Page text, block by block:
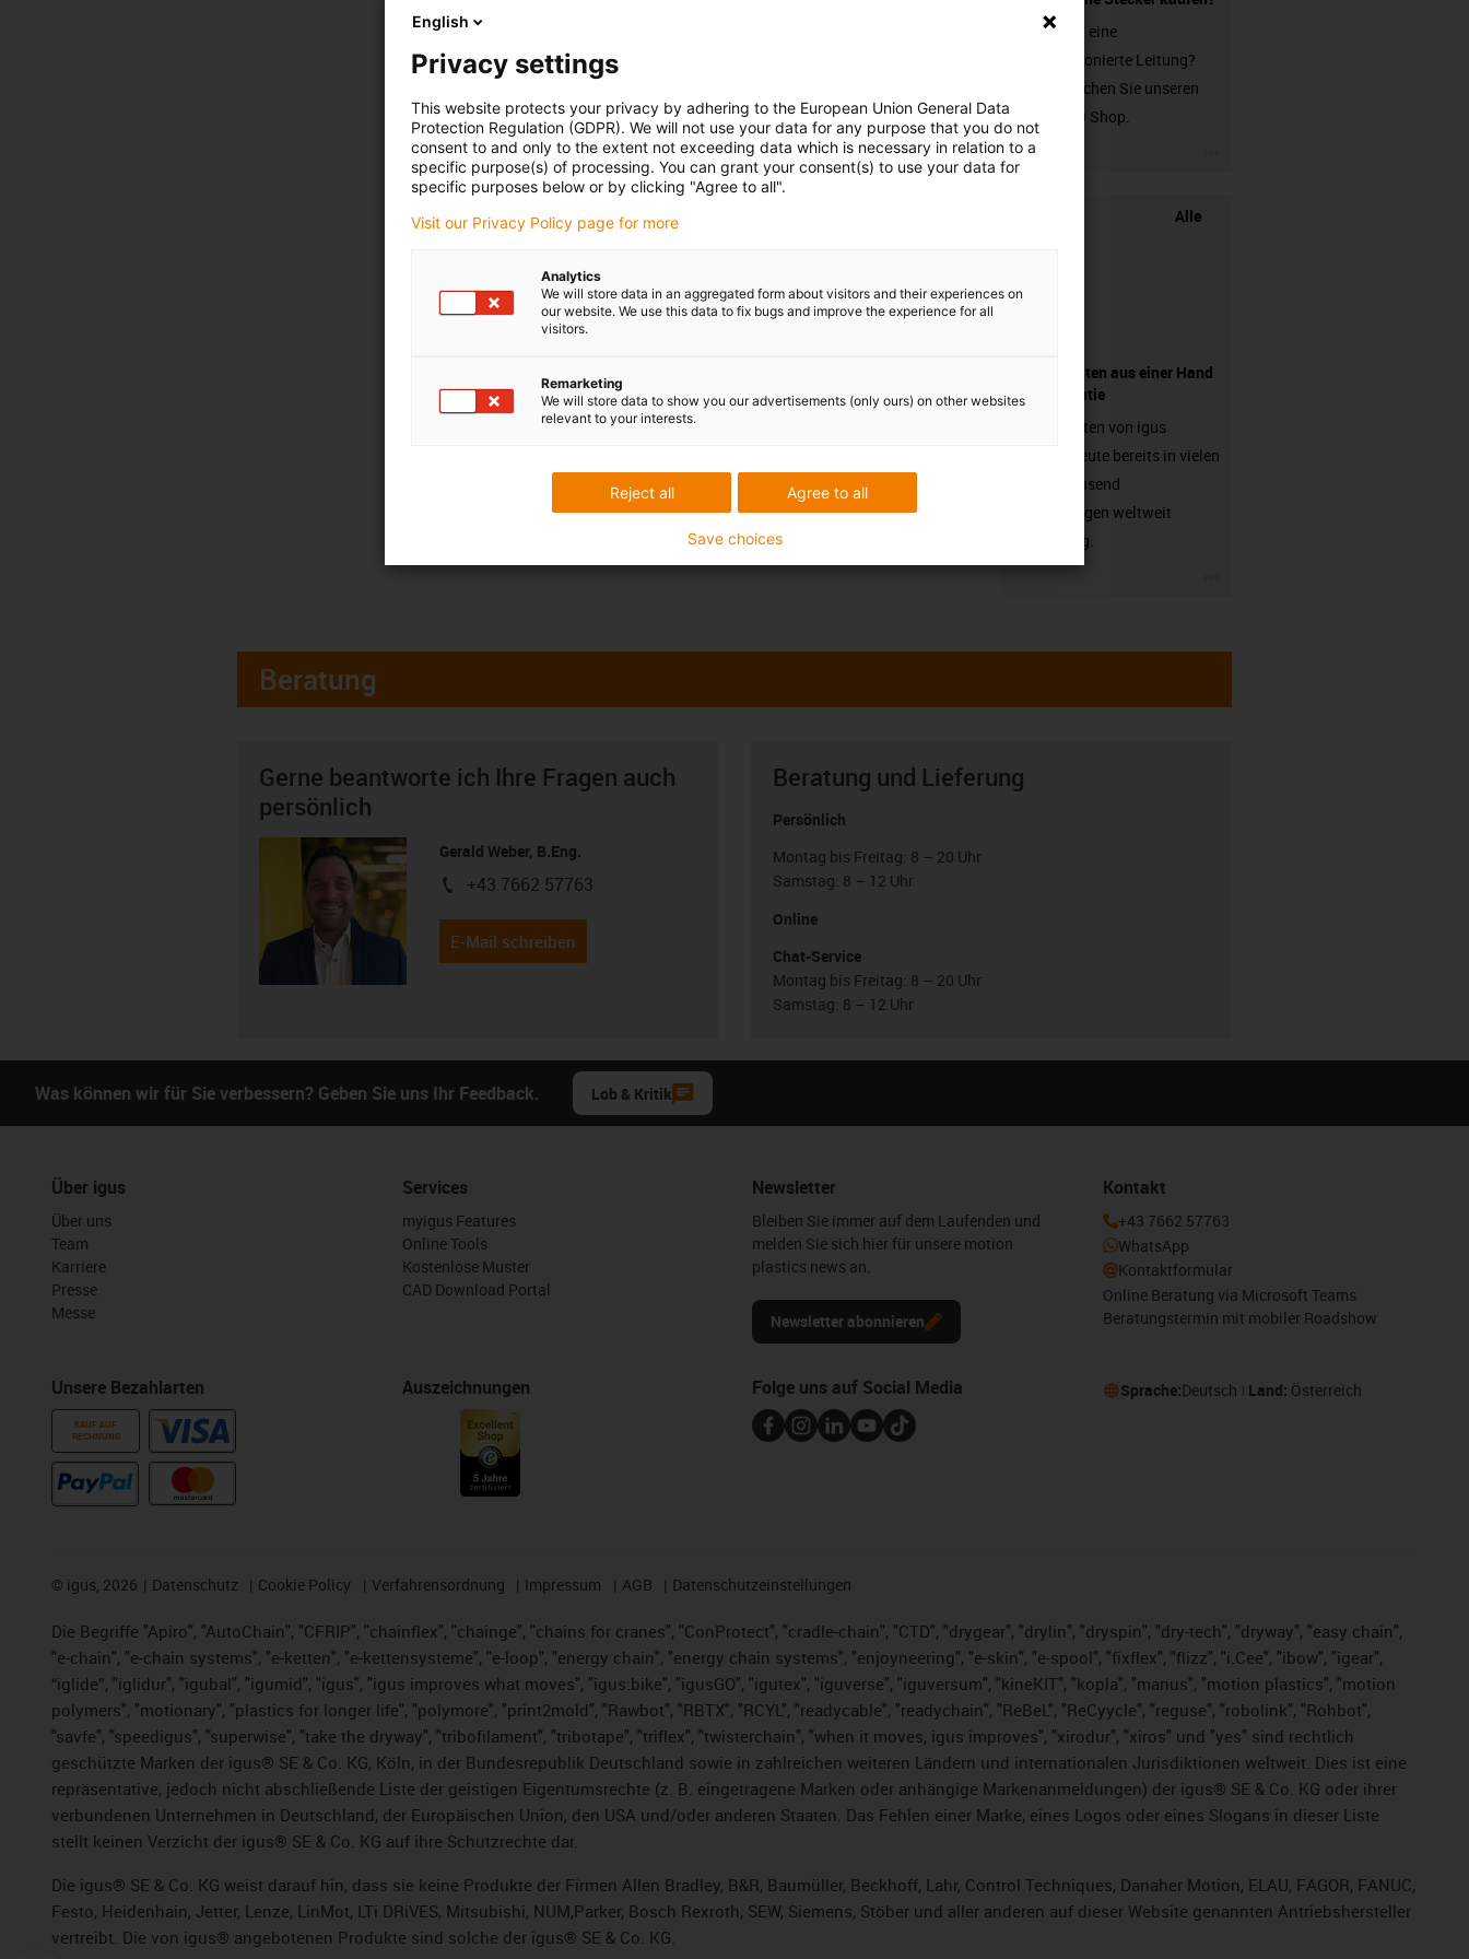
Sie suchen eine
unkonfektionierte Leitung?
Dann besuchen Sie unseren
chainflex® Shop.
Alle
Komponenten aus einer Hand
- mit Garantie
Energieketten von igus
arbeiten heute bereits in vielen
hunderttausend
Anwendungen weltweit
zuverlässig.
Beratung
Gerne beantworte ich Ihre Fragen auch
persönlich
Gerald Weber, B.Eng.
igus-icon-phone
+43 7662 57763
E-Mail schreiben
Beratung und Lieferung
Persönlich
Montag bis Freitag: 8 – 20 Uhr
Samstag: 8 – 12 Uhr
Online
Chat-Service
Montag bis Freitag: 8 – 20 Uhr
Samstag: 8 – 12 Uhr
Was können wir für Sie verbessern? Geben Sie uns Ihr Feedback. Lob & Kritik
Über igus
Über uns
Team
Karriere
Presse
Messe
Unsere Bezahlarten
KAUF AUF
RECHNUNG
Services
myigus Features
Online Tools
Kostenlose Muster
CAD Download Portal
Auszeichnungen
Newsletter
Bleiben Sie immer auf dem Laufenden und
melden Sie sich hier für unsere motion
plastics news an.
Newsletter abonnieren
Kontakt
+43 7662 57763
WhatsApp
Kontaktformular
Online Beratung via Microsoft Teams
Beratungstermin mit mobiler Roadshow
Folge uns auf Social Media Sprache:Deutsch Land: Österreich
© igus, 2026 Datenschutz Cookie Policy Verfahrensordnung Impressum AGB Datenschutzeinstellungen
Die Begriffe "Apiro", "AutoChain", "CFRIP", "chainflex", "chainge", "chains for cranes", "ConProtect", "cradle-chain", "CTD", "drygear", "drylin", "dryspin", "dry-tech", "dryway", "easy chain",
"e-chain", "e-chain systems", "e-ketten", "e-kettensysteme", "e-loop", "energy chain", "energy chain systems", "enjoyneering", "e-skin", "e-spool", "fixflex", "flizz", "i.Cee", "ibow", "igear",
“iglide”, "iglidur", "igubal", "igumid", "igus", "igus improves what moves", "igus:bike", "igusGO", "igutex", "iguverse", "iguversum", "kineKIT", "kopla", "manus", "motion plastics", "motion
polymers", "motionary", "plastics for longer life", "polymore", "print2mold", "Rawbot", "RBTX", "RCYL", "readycable", "readychain", "ReBeL", "ReCyycle", "reguse", "robolink", "Rohbot",
"savfe", "speedigus", "superwise", "take the dryway", "tribofilament", "tribotape", "triflex", "twisterchain", "when it moves, igus improves", "xirodur", "xiros" und "yes" sind rechtlich
geschützte Marken der igus® SE & Co. KG, Köln, in der Bundesrepublik Deutschland sowie in zahlreichen weiteren Ländern und internationalen Jurisdiktionen weltweit. Dies ist eine
repräsentative, jedoch nicht abschließende Liste der geistigen Eigentumsrechte (z. B. eingetragene Marken oder anhängige Markenanmeldungen) der igus® SE & Co. KG oder ihrer
verbundenen Unternehmen in Deutschland, der Europäischen Union, den USA und/oder anderen Staaten. Das Fehlen einer Marke, eines Logos oder eines Slogans in dieser Liste
stellt keinen Verzicht der igus® SE & Co. KG auf ihre Schutzrechte dar.
Die igus® SE & Co. KG weist darauf hin, dass sie keine Produkte der Firmen Allen Bradley, B&R, Baumüller, Beckhoff, Lahr, Control Techniques, Danaher Motion, ELAU, FAGOR, FANUC,
Festo, Heidenhain, Jetter, Lenze, LinMot, LTi DRiVES, Mitsubishi, NUM,Parker, Bosch Rexroth, SEW, Siemens, Stöber und aller anderen auf dieser Website genannten Antriebshersteller
vertreibt. Die von igus® angebotenen Produkte sind solche der igus® SE & Co. KG.
English
Privacy settings
This website protects your privacy by adhering to the European Union General Data
Protection Regulation (GDPR). We will not use your data for any purpose that you do not
consent to and only to the extent not exceeding data which is necessary in relation to a
specific purpose(s) of processing. You can grant your consent(s) to use your data for
specific purposes below or by clicking "Agree to all".
Visit our Privacy Policy page for more
Analytics
We will store data in an aggregated form about visitors and their experiences on
our website. We use this data to fix bugs and improve the experience for all
visitors.
Remarketing
We will store data to show you our advertisements (only ours) on other websites
relevant to your interests.
Agree to all
Reject all
Save choices